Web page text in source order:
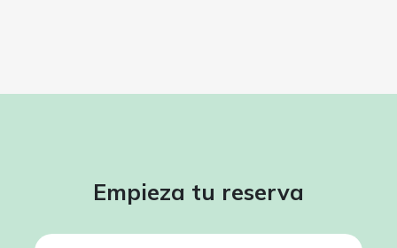
Empieza tu reserva